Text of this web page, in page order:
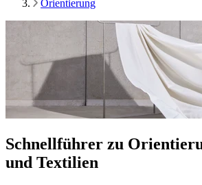
Orientierung
Schnellführer zu
und Textilien